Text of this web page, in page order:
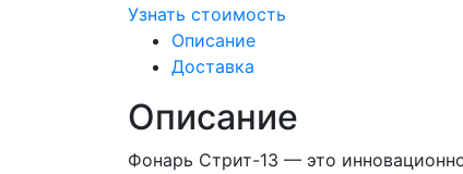
Узнать стоимость
Описание
Доставка
Описание
Фонарь Стрит-13 — это